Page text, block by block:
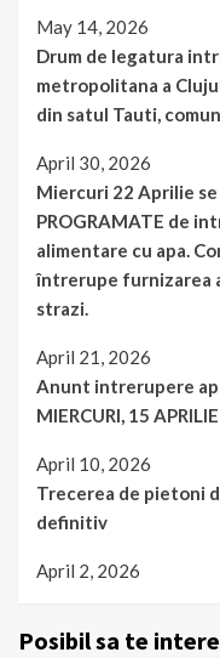
May 14, 2026
Drum de legatura
metropolitana a
din satul Tauti,
April 30, 2026
Miercuri 22 Aprilie
PROGRAMATE de
alimentare cu apa.
întrerupe furnizarea
strazi.
April 21, 2026
Anunt intrerupere
MIERCURI, 15
April 10, 2026
Trecerea de pietoni
definitiv
April 2, 2026
Posibil sa te